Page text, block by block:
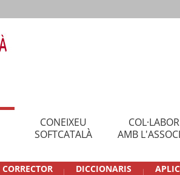
CONEIXEU
SOFTCATALÀ
AMB
CORRECTOR DICCIONARIS